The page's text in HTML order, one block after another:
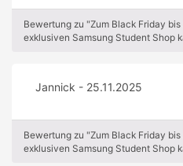
Bewertung zu "Zum Black Friday
exklusiven Samsung Student Shop
Jannick - 25.11.2025
Bewertung zu "Zum Black Friday
exklusiven Samsung Student Shop